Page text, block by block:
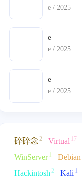
e / 2025
e
e /2025
e
e /2025
碎碎念2 Virtual 17
WinServer 1 Debian
Hackintosh 2 Kali 1